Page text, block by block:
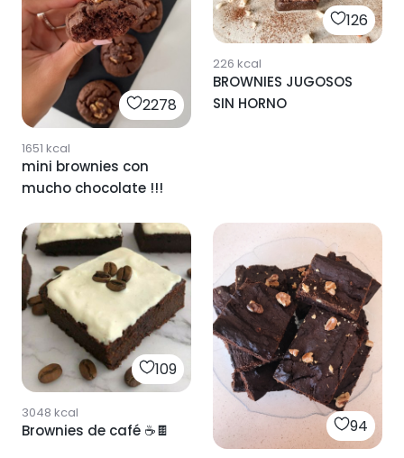
2278
1651 kcal
mini brownies con
mucho chocolate !!!
126
226 kcal
BROWNIES JUGOSOS
SIN HORNO
109
3048 kcal
Brownies de café ☕🍫 94